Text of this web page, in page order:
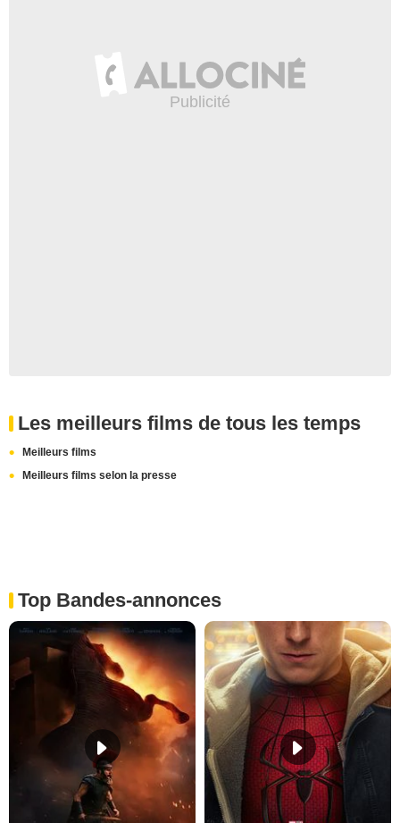
Les meilleurs films de tous les temps
Meilleurs films
Meilleurs films selon la presse
Top Bandes-annonces